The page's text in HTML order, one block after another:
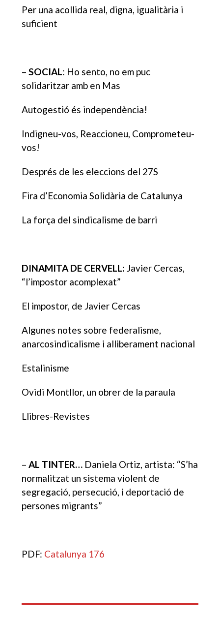
Per una acollida real, digna, igualitària i
suficient
–SOCIAL: Ho sento, no em puc
solidaritzar amb en Mas
Autogestió és independència!
Indigneu-vos, Reaccioneu, Comprometeu-
vos!
Després de les eleccions del 27S
Fira d’Economia Solidària de Catalunya
La força del sindicalisme de barri
DINAMITA DE CERVELL: Javier Cercas,
“l’impostor acomplexat”
El impostor, de Javier Cercas
Algunes notes sobre federalisme,
anarcosindicalisme i alliberament nacional
Estalinisme
Ovidi Montllor, un obrer de la paraula
Llibres-Revistes
–AL TINTER… Daniela Ortiz, artista: “S’ha
normalitzat un sistema violent de
segregació, persecució, i deportació de
persones migrants”
PDF: Catalunya 176